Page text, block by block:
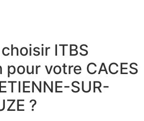
ITBS
votre CACES
SUR-
?